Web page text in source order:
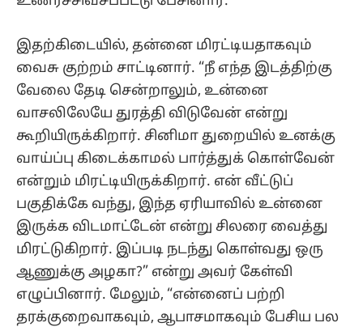
இதற்கிடையில், தன்னை மிரட்டியதாகவும்
வைசு குற்றம் சாட்டினார். “நீ எந்த இடத்திற்கு
வேலை தேடி சென்றாலும், உன்னை
வாசலிலேயே துரத்தி விடுவேன் என்று
கூறியிருக்கிறார். சினிமா துறையில் உனக்கு
வாய்ப்பு கிடைக்காமல் பார்த்துக் கொள்வேன்
என்றும் மிரட்டியிருக்கிறார். என் வீட்டுப்
பகுதிக்கே வந்து, இந்த ஏரியாவில் உன்னை
இருக்க விடமாட்டேன் என்று சிலரை வைத்து
மிரட்டுகிறார். இப்படி நடந்து கொள்வது ஒரு
ஆணுக்கு அழகா?” என்று அவர் கேள்வி
எழுப்பினார். மேலும், “என்னைப் பற்றி
தரக்குறைவாகவும், ஆபாசமாகவும் பேசிய பல